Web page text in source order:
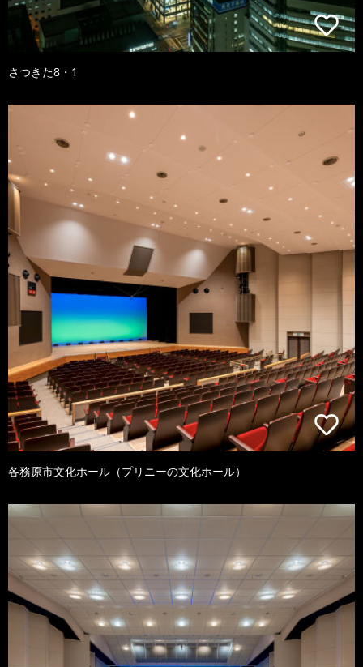
さつきた8・1
各務原市文化ホール（プリニーの文化ホール）